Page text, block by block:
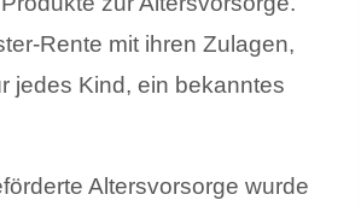
Rente mit ihren Zulagen,
jedes Kind, ein bekanntes
Altersvorsorge wurde